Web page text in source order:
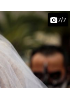
7/7